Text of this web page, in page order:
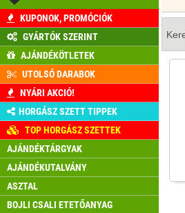
KUPONOK, PROMÓCIÓK
GYÁRTÓK SZERINT
AJÁNDÉKÖTLETEK
UTOLSÓ DARABOK
NYÁRI AKCIÓ!
HORGÁSZ SZETT TIPPEK
TOP HORGÁSZ SZETTEK
AJÁNDÉKTÁRGYAK
AJÁNDÉKUTALVÁNY
ASZTAL
BOJLI CSALI ETETŐANYAG